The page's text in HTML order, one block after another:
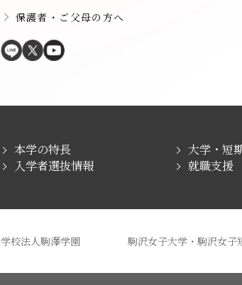
保護者・ご父母の方へ
本学の特長 大学・短
入学者選抜情報
就職支援
学校法人駒澤学園 駒沢女子大学・駒沢女子